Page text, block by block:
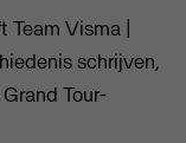
Visma |
schrijven,
Tour-